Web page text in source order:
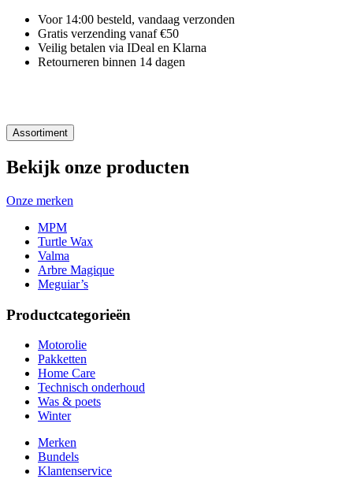
Voor 14:00 besteld, vandaag verzonden
Gratis verzending vanaf €50
Veilig betalen via IDeal en Klarna
Retourneren binnen 14 dagen
Assortiment
Bekijk onze producten
Onze merken
MPM
Turtle Wax
Valma
Arbre Magique
Meguiar’s
Productcategorieën
Motorolie
Pakketten
Home Care
Technisch onderhoud
Was & poets
Winter
Merken
Bundels
Klantenservice